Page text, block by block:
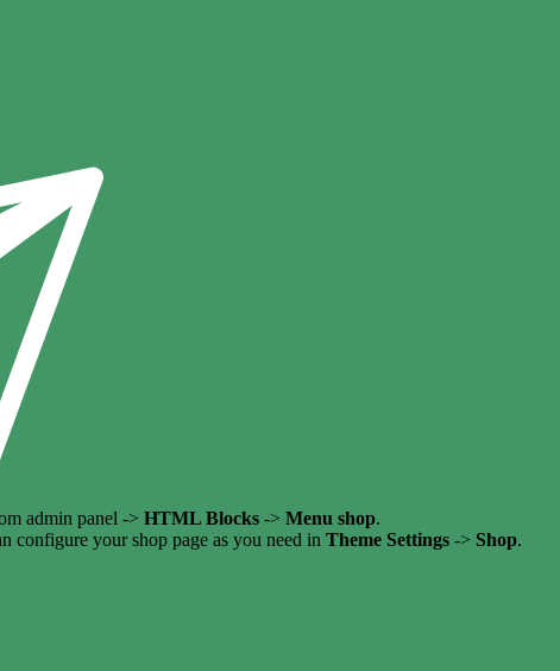
admin panel -> HTML Blocks -> Menu shop.
configure your shop page as you need in Theme Settings -> Shop.